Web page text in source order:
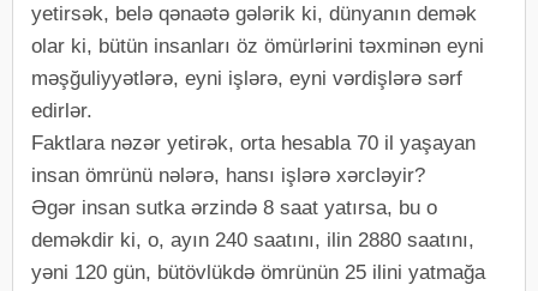
yetirsək, belə qənaətə gələrik ki, dünyanın demək
olar ki, bütün insanları öz ömürlərini təxminən eyni
məşğuliyyətlərə, eyni işlərə, eyni vərdişlərə sərf
edirlər.
Faktlara nəzər yetirək, orta hesabla 70 il yaşayan
insan ömrünü nələrə, hansı işlərə xərcləyir?
Əgər insan sutka ərzində 8 saat yatırsa, bu o
deməkdir ki, o, ayın 240 saatını, ilin 2880 saatını,
yəni 120 gün, bütövlükdə ömrünün 25 ilini yatmağa